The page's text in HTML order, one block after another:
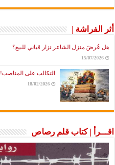
أثر الفراشة |
هل عُرضَ منزل الشاعر نزار قباني للبيع؟
15/07/2026
التكالب على المناصب!
18/02/2026
اقـــرأ | كتاب قلم رصاص